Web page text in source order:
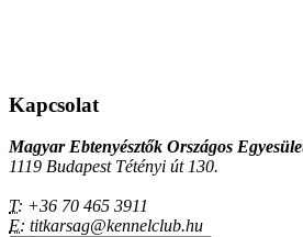
Kapcsolat
Magyar Ebtenyésztők Országos
1119 Budapest Tétényi út 130.
T: +36 70 465 3911
E: titkarsag@kennelclub.hu